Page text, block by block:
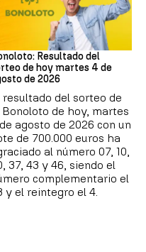
Resultado del
de hoy martes 4 de
de 2026
resultado del sorteo de
Bonoloto de hoy, martes
agosto de 2026 con un
de 700.000 euros ha
al número 07, 10,
37, 43 y 46, siendo el
complementario el
y el reintegro el 4.